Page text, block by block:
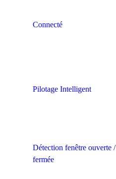
Connecté
Pilotage Intelligent
Détection fenêtre ouverte /
fermée